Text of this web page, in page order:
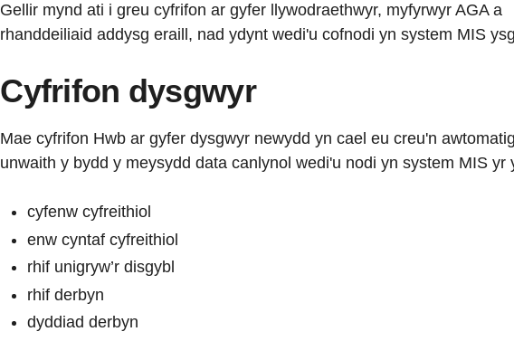
Gellir mynd ati i greu cyfrifon ar gyfer llywodraethwyr, myfyrwyr AGA a
rhanddeiliaid addysg eraill, nad ydynt wedi'u cofnodi yn system MIS
Cyfrifon dysgwyr
Mae cyfrifon Hwb ar gyfer dysgwyr newydd yn cael eu creu'n awtomatig
unwaith y bydd y meysydd data canlynol wedi'u nodi yn system MIS yr
cyfenw cyfreithiol
enw cyntaf cyfreithiol
rhif unigryw’r disgybl
rhif derbyn
dyddiad derbyn